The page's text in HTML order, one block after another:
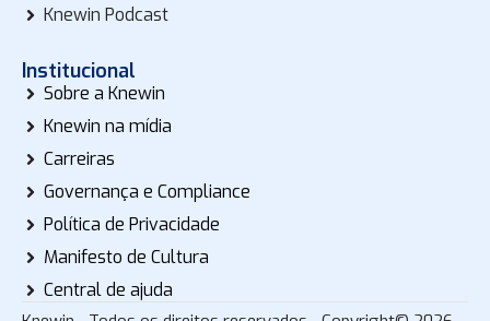
Knewin Podcast
Institucional
Sobre a Knewin
Knewin na mídia
Carreiras
Governança e Compliance
Política de Privacidade
Manifesto de Cultura
Central de ajuda